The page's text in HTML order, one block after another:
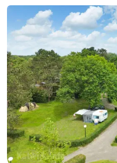
Kontakt